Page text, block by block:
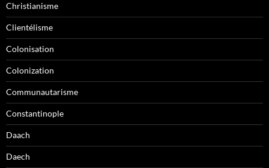
Christianisme
Clientélisme
Colonisation
Colonization
Communautarisme
Constantinople
Daach
Daech